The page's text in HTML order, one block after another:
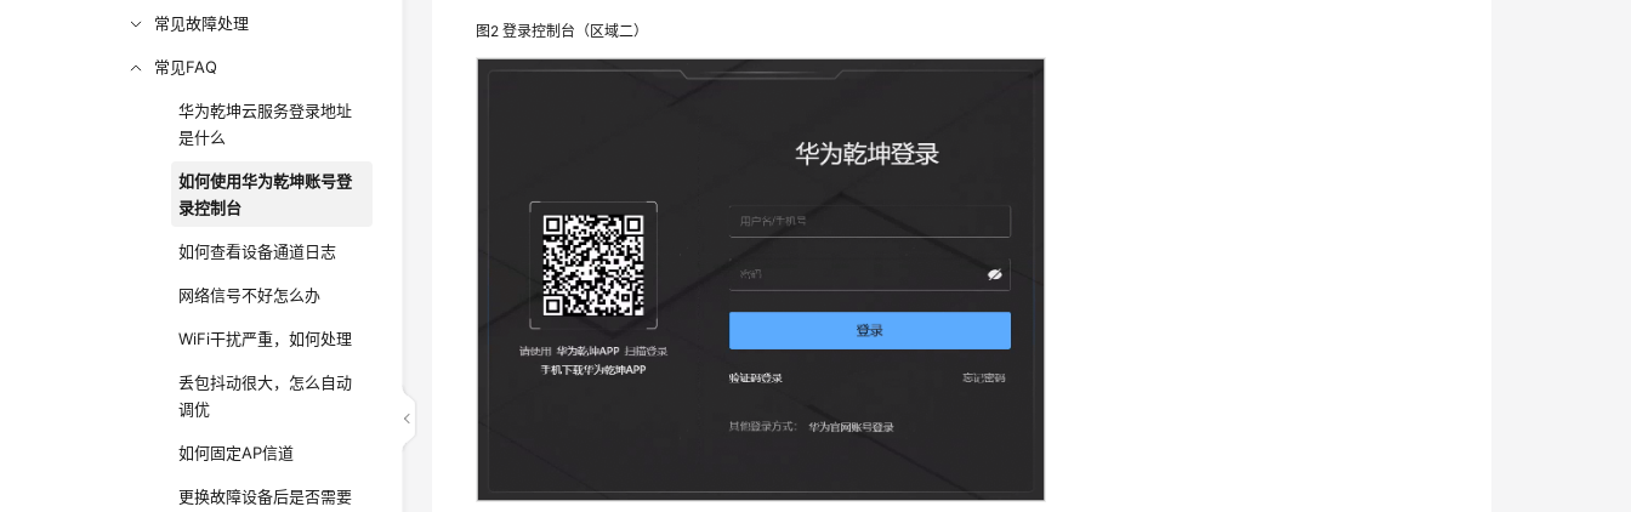
常见故障处理
常见FAQ
华为乾坤云服务登录地址
是什么
如何使用华为乾坤账号登
录控制台
如何查看设备通道日志
网络信号不好怎么办
WiFi干扰严重，如何处理
丢包抖动很大，怎么自动
调优
如何固定AP信道
更换故障设备后是否需要
图2登录控制台 （区域二）